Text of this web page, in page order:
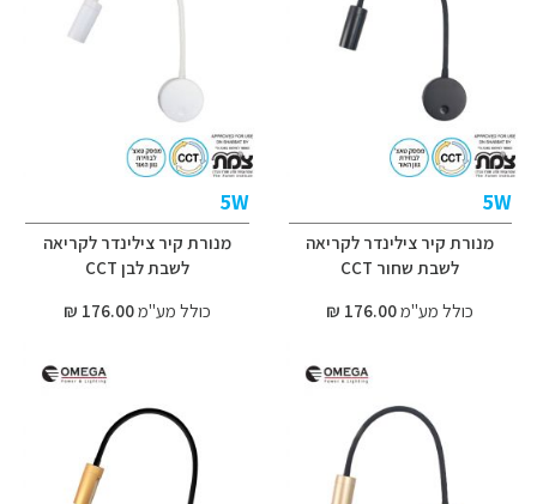
5W
מנורת קיר צילינדר לקריאה
לשבת שחור CCT
כולל מע"מ176.00 ₪
5W
מנורת קיר צילינדר לקריאה
לשבת לבן CCT
כולל מע"מ176.00 ₪